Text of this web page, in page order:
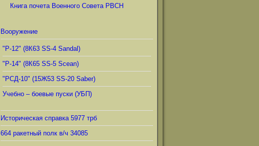
Книга почета Военного Совета РВСН
Вооружение
"Р-12" (8К63 SS-4 Sandal)
"Р-14" (8К65 SS-5 Scean)
"РСД-10" (15Ж53 SS-20 Saber)
Учебно – боевые пуски (УБП)
Историческая справка 5977 трб
664 ракетный полк в/ч 34085